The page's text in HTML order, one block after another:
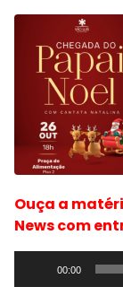
Ouça a
News com
de
00:00